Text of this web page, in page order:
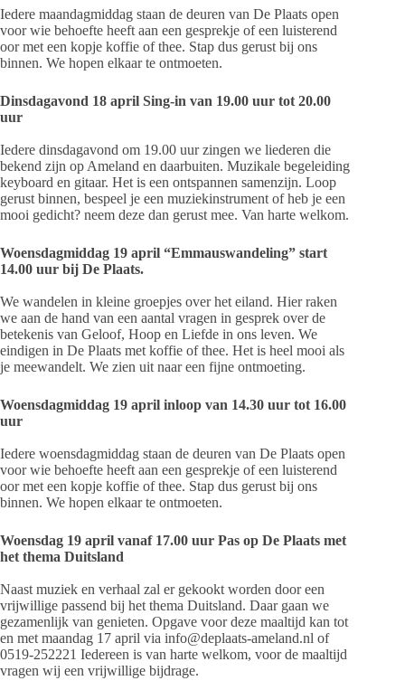
Iedere maandagmiddag staan de deuren van De Plaats open
voor wie behoefte heeft aan een gesprekje of een luisterend
oor met een kopje koffie of thee. Stap dus gerust bij ons
binnen. We hopen elkaar te ontmoeten.
Dinsdagavond 18 april Sing-in van 19.00 uur tot 20.00
uur
Iedere dinsdagavond om 19.00 uur zingen we liederen die
bekend zijn op Ameland en daarbuiten. Muzikale begeleiding
keyboard en gitaar. Het is een ontspannen samenzijn. Loop
gerust binnen, bespeel je een muziekinstrument of heb je een
mooi gedicht? neem deze dan gerust mee. Van harte welkom.
Woensdagmiddag 19 april “Emmauswandeling” start
14.00 uur bij De Plaats.
We wandelen in kleine groepjes over het eiland. Hier raken
we aan de hand van een aantal vragen in gesprek over de
betekenis van Geloof, Hoop en Liefde in ons leven. We
eindigen in De Plaats met koffie of thee. Het is heel mooi als
je meewandelt. We zien uit naar een fijne ontmoeting.
Woensdagmiddag 19 april inloop van 14.30 uur tot 16.00
uur
Iedere woensdagmiddag staan de deuren van De Plaats open
voor wie behoefte heeft aan een gesprekje of een luisterend
oor met een kopje koffie of thee. Stap dus gerust bij ons
binnen. We hopen elkaar te ontmoeten.
Woensdag 19 april vanaf 17.00 uur Pas op De Plaats met
het thema Duitsland
Naast muziek en verhaal zal er gekookt worden door een
vrijwillige passend bij het thema Duitsland. Daar gaan we
gezamenlijk van genieten. Opgave voor deze maaltijd kan tot
en met maandag 17 april via info@deplaats-ameland.nl of
0519-252221 Iedereen is van harte welkom, voor de maaltijd
vragen wij een vrijwillige bijdrage.